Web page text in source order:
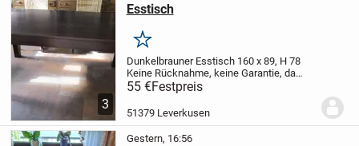
3
Esstisch
Merken
Dunkelbrauner Esstisch 160 x 89, H 78
Keine Rücknahme, keine Garantie, da
Privatverkauf.
55 €Festpreis
51379 Leverkusen
Gestern, 16:56